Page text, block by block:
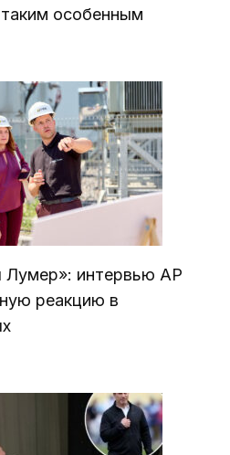
особенным
интервью AP
реакцию в